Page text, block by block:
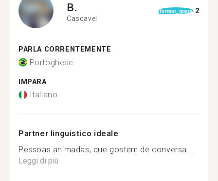
B.
Cascavel
format_quote 2
PARLA CORRENTEMENTE
Portoghese
IMPARA
Italiano
Partner linguistico ideale
Pessoas animadas, que gostem de conversa...
Leggi di più